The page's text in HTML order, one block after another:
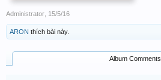
Administrator, 15/5/16
ARON thích bài này.
Album Comments